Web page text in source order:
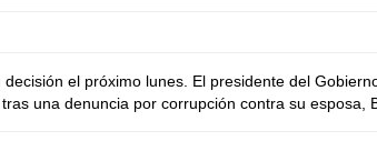
el próximo lunes. El presidente del
una denuncia por corrupción contra su esposa,